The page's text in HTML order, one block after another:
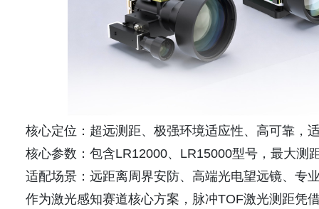
核心定位：超远测距、极强环境适应性、高可靠，
核心参数：包含LR12000、LR15000型号，最大
适配场景：远距离周界安防、高端光电望远镜、专
作为激光感知赛道核心方案，脉冲TOF激光测距凭